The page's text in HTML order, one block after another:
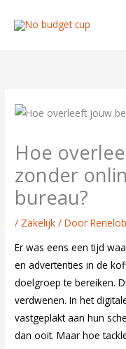
naar
Hoe
zonder
bureau?
/ Zakelijk / Door
Er was eens een tijd
en advertenties in de
doelgroep te bereiken.
verdwenen. In het
vastgeplakt aan hun
dan ooit. Maar hoe